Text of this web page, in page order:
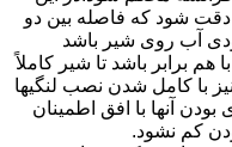
دقت شود که فاصله بین دو
آب روی شیر باشد
با هم برابر باشد تا شیر کاملاً
با کامل شدن نصب لنگیها
بودن آنها با افق اطمینان
کم نشود.